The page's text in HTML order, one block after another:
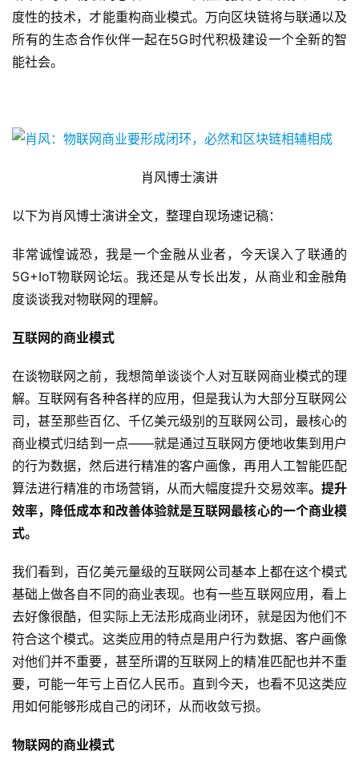
度性的技术，才能重构商业模式。万向区块链将与联通以及
所有的生态合作伙伴一起在5G时代积极建设一个全新的智
能社会。
肖风博士演讲
以下为肖风博士演讲全文，整理自现场速记稿：
非常诚惶诚恐，我是一个金融从业者，今天误入了联通的
5G+IoT物联网论坛。我还是从专长出发，从商业和金融角
度谈谈我对物联网的理解。
互联网的商业模式
在谈物联网之前，我想简单谈谈个人对互联网商业模式的理
解。互联网有各种各样的应用，但是我认为大部分互联网公
司，甚至那些百亿、千亿美元级别的互联网公司，最核心的
商业模式归结到一点——就是通过互联网方便地收集到用户
的行为数据，然后进行精准的客户画像，再用人工智能匹配
算法进行精准的市场营销，从而大幅度提升交易效率。 提升
效率，降低成本和改善体验就是互联网最核心的一个商业模
式。
我们看到，百亿美元量级的互联网公司基本上都在这个模式
基础上做各自不同的商业表现。也有一些互联网应用，看上
去好像很酷，但实际上无法形成商业闭环，就是因为他们不
符合这个模式。这类应用的特点是用户行为数据、客户画像
对他们并不重要，甚至所谓的互联网上的精准匹配也并不重
要，可能一年亏上百亿人民币。直到今天，也看不见这类应
用如何能够形成自己的闭环，从而收敛亏损。
物联网的商业模式